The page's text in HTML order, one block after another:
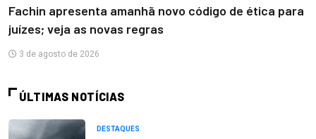
Fachin apresenta amanhã novo código de ética para
juízes; veja as novas regras
3 de agosto de 2026
ÚLTIMAS NOTÍCIAS
DESTAQUES